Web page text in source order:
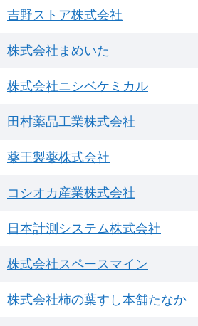
吉野ストア株式会社
株式会社まめいた
株式会社ニシベケミカル
田村薬品工業株式会社
薬王製薬株式会社
コシオカ産業株式会社
日本計測システム株式会社
株式会社スペースマイン
株式会社柿の葉すし本舗たなか